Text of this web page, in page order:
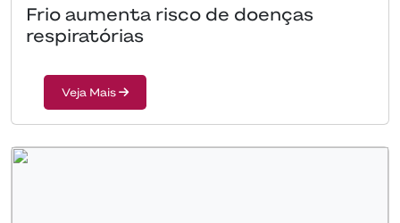
Frio aumenta risco de doenças
respiratórias
Veja Mais